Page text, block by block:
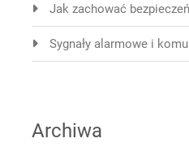
Jak zachować
Sygnały alarmowe i
Archiwa